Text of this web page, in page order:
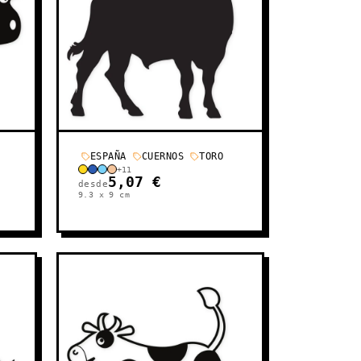
ESPAÑA CUERNOS TORO
+11
desde5,07 €
9.3 x 9 cm